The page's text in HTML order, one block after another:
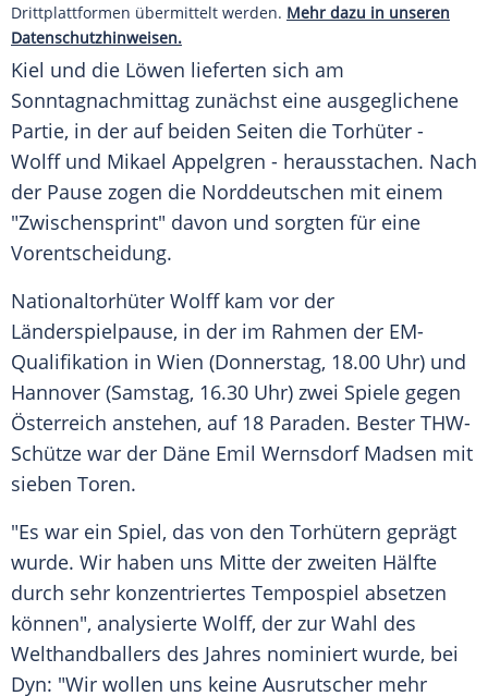
Drittplattformen übermittelt werden. Mehr dazu in unseren
Datenschutzhinweisen.
Kiel und die Löwen lieferten sich am
Sonntagnachmittag zunächst eine ausgeglichene
Partie, in der auf beiden Seiten die Torhüter -
Wolff und Mikael Appelgren - herausstachen. Nach
der Pause zogen die Norddeutschen mit einem
"Zwischensprint" davon und sorgten für eine
Vorentscheidung.
Nationaltorhüter Wolff kam vor der
Länderspielpause, in der im Rahmen der EM-
Qualifikation in Wien (Donnerstag, 18.00 Uhr) und
Hannover (Samstag, 16.30 Uhr) zwei Spiele gegen
Österreich anstehen, auf 18 Paraden. Bester THW-
Schütze war der Däne Emil Wernsdorf Madsen mit
sieben Toren.
"Es war ein Spiel, das von den Torhütern geprägt
wurde. Wir haben uns Mitte der zweiten Hälfte
durch sehr konzentriertes Tempospiel absetzen
können", analysierte Wolff, der zur Wahl des
Welthandballers des Jahres nominiert wurde, bei
Dyn: "Wir wollen uns keine Ausrutscher mehr